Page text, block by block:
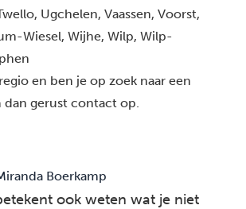
, Ugchelen, Vaassen, Voorst
Wiesel, Wijhe, Wilp, Wilp-
en ben je op zoek naar een
dan gerust contact op.
Boerkamp
ook weten wat je niet